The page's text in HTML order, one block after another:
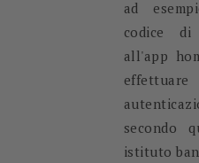
ad
codice di
all'app
secondo
istituto